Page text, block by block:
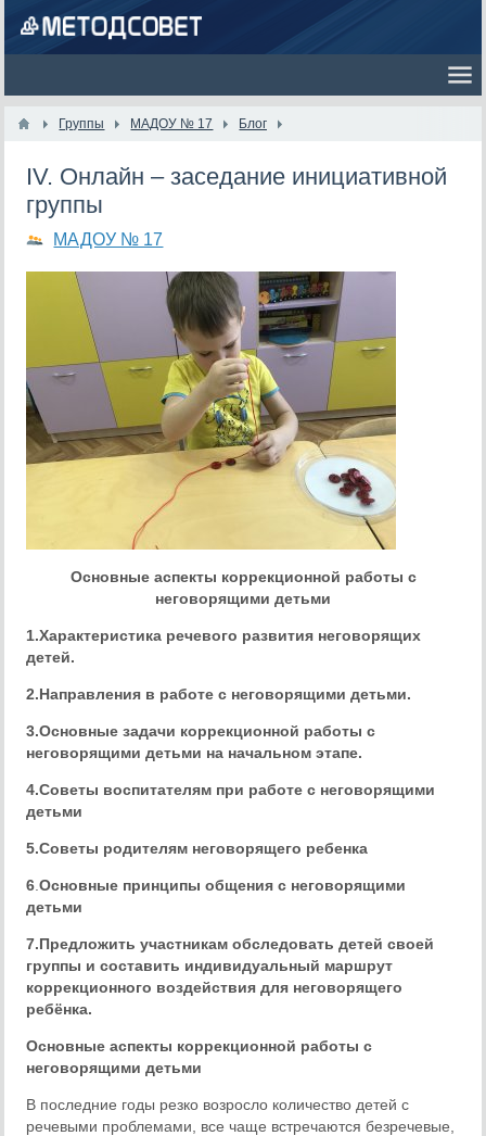
Группы МАДОУ № 17 Блог
IV. Онлайн – заседание инициативной
группы
МАДОУ № 17
Основные аспекты коррекционной работы с
неговорящими детьми
1.Характеристика речевого развития неговорящих
детей.
2.Направления в работе с неговорящими детьми.
3.Основные задачи коррекционной работы с
неговорящими детьми на начальном этапе.
4.Советы воспитателям при работе с неговорящими
детьми
5.Советы родителям неговорящего ребенка
6 .Основные принципы общения с неговорящими
детьми
7.Предложить участникам обследовать детей своей
группы и составить индивидуальный маршрут
коррекционного воздействия для неговорящего
ребёнка.
Основные аспекты коррекционной работы с
неговорящими детьми
В последние годы резко возросло количество детей с
речевыми проблемами, все чаще встречаются безречевые,